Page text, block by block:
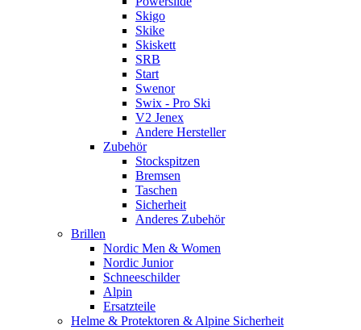
Skigo
Skike
Skiskett
SRB
Start
Swenor
Swix - Pro Ski
V2 Jenex
Andere Hersteller
Zubehör
Stockspitzen
Bremsen
Taschen
Sicherheit
Anderes Zubehör
Brillen
Nordic Men & Women
Nordic Junior
Schneeschilder
Alpin
Ersatzteile
Helme & Protektoren & Alpine Sicherheit